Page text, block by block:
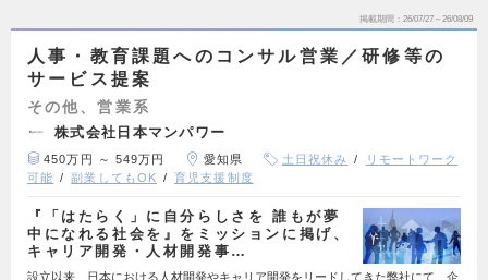
掲載期間 26/07/27～26/08/09
人事・教育課題へのコンサル営業／研修等の
サービス提案
その他、営業系
株式会社日本マンパワー
450万円 ～ 549万円 愛知県 土日祝休み
リモートワーク
可能
副業してもOK 育児支援制度
『「はたらく」に自分らしさを 誰もが夢
中になれる社会を』をミッションに掲げ、
キャリア開発・人材開発事…
設立以来、日本における人材開発やキャリア開発をリードしてきた弊社にて、企